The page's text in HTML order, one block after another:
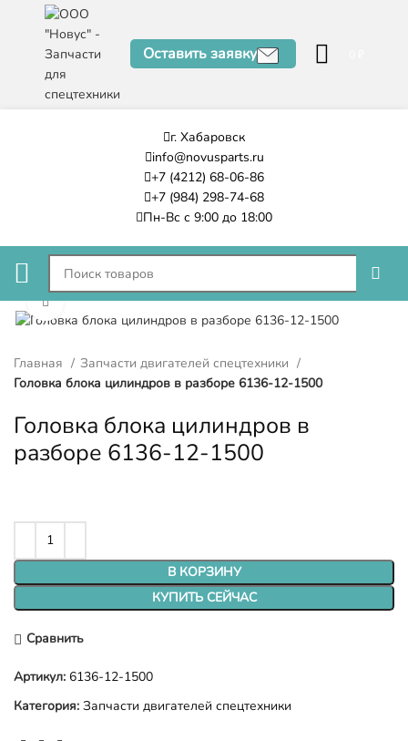
Оставить заявку
г. Хабаровск
info@novusparts.ru
+7 (4212) 68-06-86
+7 (984) 298-74-68
Пн-Вс с 9:00 до 18:00
Нажмите, чтобы увеличить
Главная
Запчасти двигателей спецтехники
Головка блока цилиндров в разборе 6136-12-1500
Головка блока цилиндров в
разборе 6136-12-1500
В КОРЗИНУ
КУПИТЬ СЕЙЧАС
Сравнить
Артикул: 6136-12-1500
Категория: Запчасти двигателей спецтехники